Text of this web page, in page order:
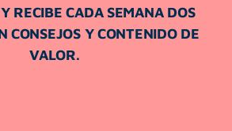
RECIBE CADA SEMANA DOS
CONSEJOS Y CONTENIDO DE
VALOR.